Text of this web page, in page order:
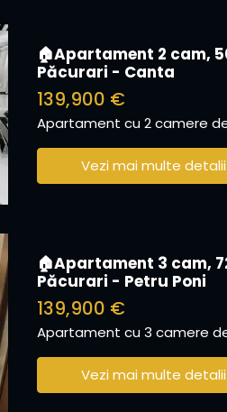
🏠Apartament 2 cam,
Păcurari - Canta
139,900 €
Apartament cu 2 camere
Vezi mai multe detalii
🏠Apartament 3 cam,
Păcurari - Petru Poni
139,900 €
Apartament cu 3 camere
Vezi mai multe detalii